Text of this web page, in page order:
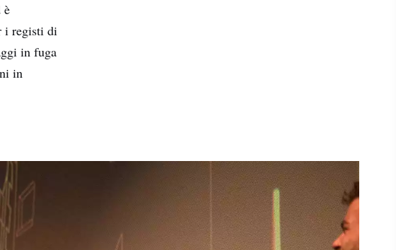
personalizzati in
email e annunci
è
i registi di
in fuga
in